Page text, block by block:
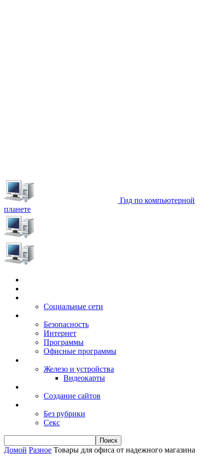
Гид по компьютерной
планете
Социальные сети
Безопасность
Интернет
Программы
Офисные программы
Железо и устройства
Видеокарты
Создание сайтов
Без рубрики
Секс
Домой Разное Товары для офиса от надежного магазина